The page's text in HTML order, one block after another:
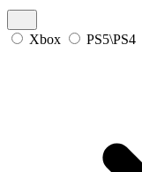
Xbox PS5\PS4